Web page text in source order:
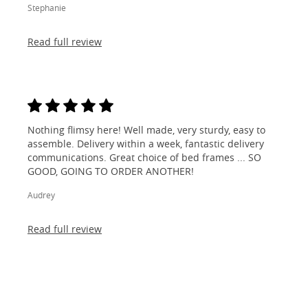
Stephanie
Read full review
Nothing flimsy here! Well made, very sturdy, easy to
assemble. Delivery within a week, fantastic delivery
communications. Great choice of bed frames ... SO
GOOD, GOING TO ORDER ANOTHER!
Audrey
Read full review